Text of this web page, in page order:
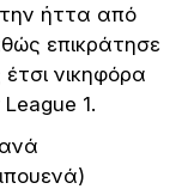
ήττα από
επικράτησε
νικηφόρα
1.